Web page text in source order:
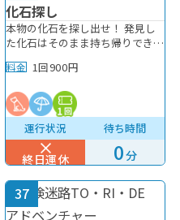
化石探し
本物の化石を探し出せ！ 発見し
た化石はそのまま持ち帰りできま
1回100円
料金 1回900円
運行状況
終日運休
待ち時間
0分
37